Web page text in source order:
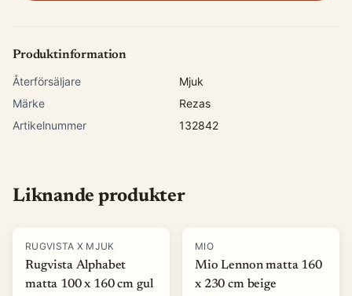
Produktinformation
Återförsäljare
Mjuk
Märke
Rezas
Artikelnummer
132842
Liknande produkter
-15%
RUGVISTA X MJUK
Rugvista Alphabet
matta 100 x 160 cm gul
-40%
MIO
Mio Lennon matta 160
x 230 cm beige